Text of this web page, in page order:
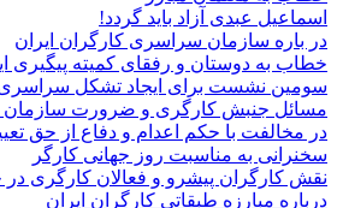
اسماعيل عبدى آزاد بايد گردد!
در باره سازمان سراسرى کارگران ايران
خطاب به دوستان و رفقای کميته پيگيری
سومين نشست براى ايجاد تشكل
مسائل جنبش کارگرى و ضرورت
در مخالفت با حکم اعدام و دفاع از حق
سخنرانی به مناسبت روز جهانی کارگر
نقش كارگران پیشرو و فعالان كارگری
درباره مبارزه طبقاتی کارگرانِ ایران